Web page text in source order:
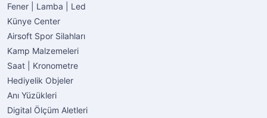
Fener | Lamba | Led
Künye Center
Airsoft Spor Silahları
Kamp Malzemeleri
Saat | Kronometre
Hediyelik Objeler
Anı Yüzükleri
Digital Ölçüm Aletleri